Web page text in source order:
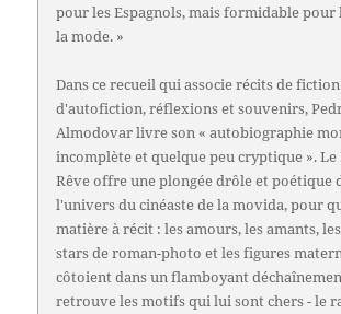
pour les Espagnols, mais formidable pour
la mode. »
Dans ce recueil qui associe récits de
d'autofiction, réflexions et souvenirs,
Almodovar livre son « autobiographie
incomplète et quelque peu cryptique ».
Rêve offre une plongée drôle et poétique
l'univers du cinéaste de la movida, pour
matière à récit : les amours, les amants,
stars de roman-photo et les figures
côtoient dans un flamboyant
retrouve les motifs qui lui sont chers - le